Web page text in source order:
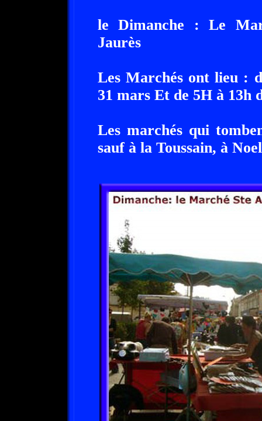
le Dimanche : Le
Jaurès
Les Marchés ont lieu :
31 mars Et de 5H à 13h
Les marchés qui
sauf à la Toussain, à